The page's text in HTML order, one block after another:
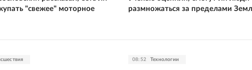
"свежее" моторное
размножаться за пределами
08:52 Технологии